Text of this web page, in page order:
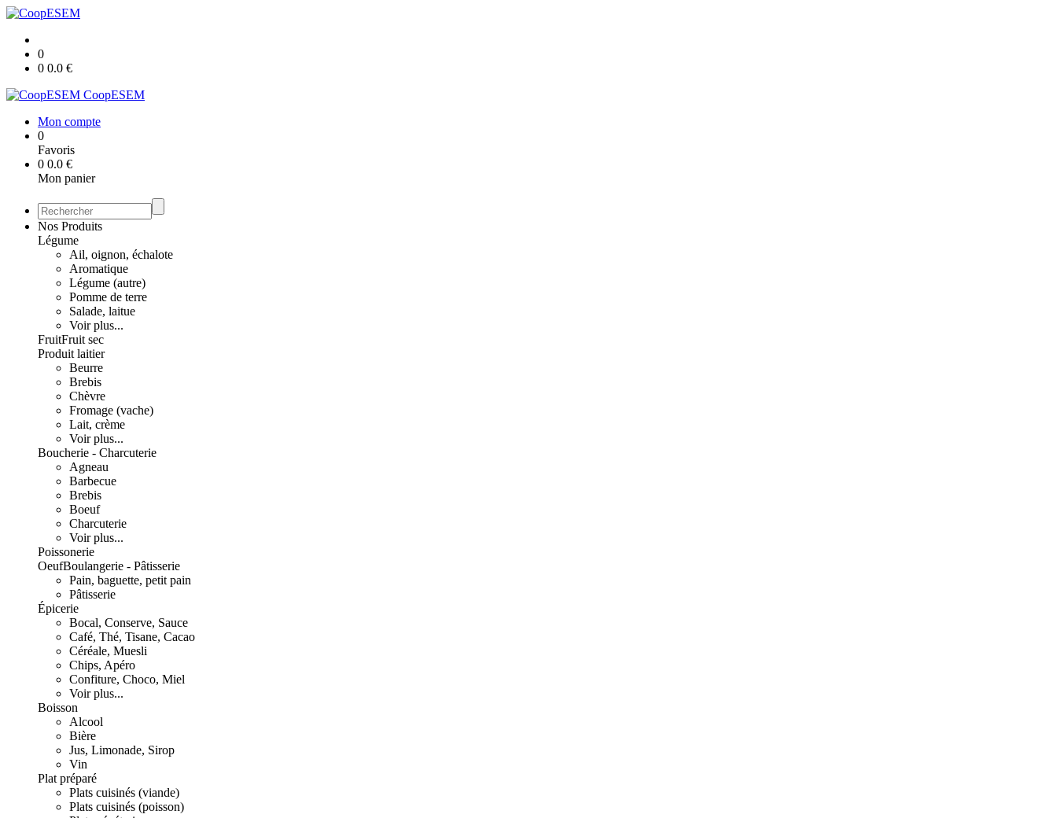
0
0 0.0 €
CoopESEM
Mon compte
0
Favoris
0 0.0 €
Mon panier
Nos Produits
Légume
Ail, oignon, échalote
Aromatique
Légume (autre)
Pomme de terre
Salade, laitue
Voir plus...
FruitFruit sec
Produit laitier
Beurre
Brebis
Chèvre
Fromage (vache)
Lait, crème
Voir plus...
Boucherie - Charcuterie
Agneau
Barbecue
Brebis
Boeuf
Charcuterie
Voir plus...
Poissonerie
OeufBoulangerie - Pâtisserie
Pain, baguette, petit pain
Pâtisserie
Épicerie
Bocal, Conserve, Sauce
Café, Thé, Tisane, Cacao
Céréale, Muesli
Chips, Apéro
Confiture, Choco, Miel
Voir plus...
Boisson
Alcool
Bière
Jus, Limonade, Sirop
Vin
Plat préparé
Plats cuisinés (viande)
Plats cuisinés (poisson)